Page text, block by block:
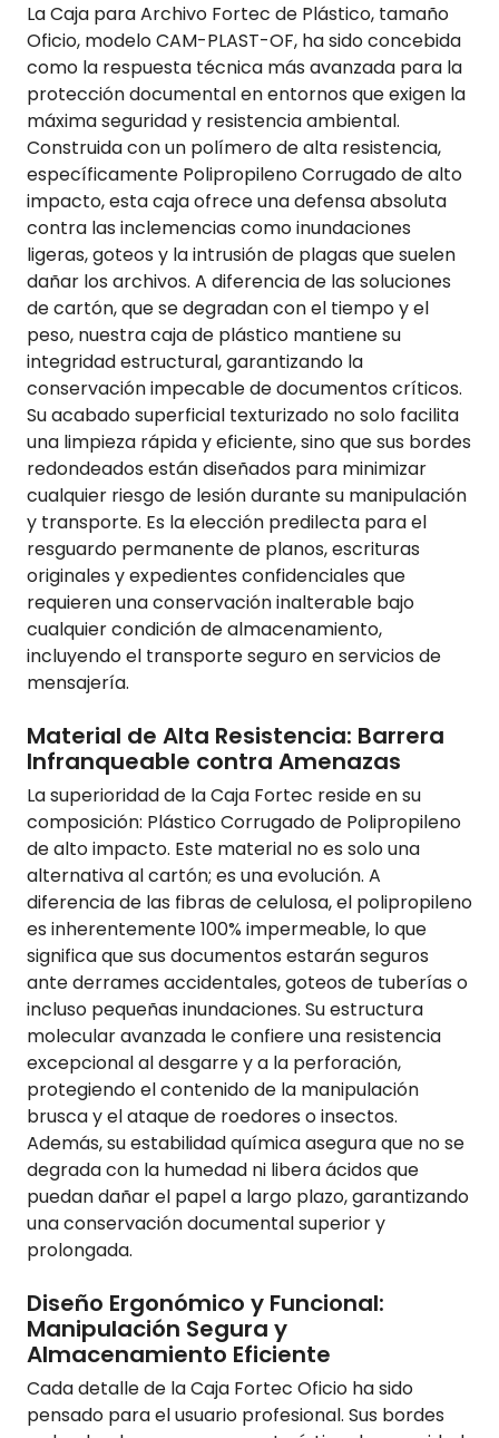
La Caja para Archivo Fortec de Plástico, tamaño
Oficio, modelo CAM-PLAST-OF, ha sido concebida
como la respuesta técnica más avanzada para la
protección documental en entornos que exigen la
máxima seguridad y resistencia ambiental.
Construida con un polímero de alta resistencia,
específicamente Polipropileno Corrugado de alto
impacto, esta caja ofrece una defensa absoluta
contra las inclemencias como inundaciones
ligeras, goteos y la intrusión de plagas que suelen
dañar los archivos. A diferencia de las soluciones
de cartón, que se degradan con el tiempo y el
peso, nuestra caja de plástico mantiene su
integridad estructural, garantizando la
conservación impecable de documentos críticos.
Su acabado superficial texturizado no solo facilita
una limpieza rápida y eficiente, sino que sus bordes
redondeados están diseñados para minimizar
cualquier riesgo de lesión durante su manipulación
y transporte. Es la elección predilecta para el
resguardo permanente de planos, escrituras
originales y expedientes confidenciales que
requieren una conservación inalterable bajo
cualquier condición de almacenamiento,
incluyendo el transporte seguro en servicios de
mensajería.
Material de Alta Resistencia: Barrera
Infranqueable contra Amenazas
La superioridad de la Caja Fortec reside en su
composición: Plástico Corrugado de Polipropileno
de alto impacto. Este material no es solo una
alternativa al cartón; es una evolución. A
diferencia de las fibras de celulosa, el polipropileno
es inherentemente 100% impermeable, lo que
significa que sus documentos estarán seguros
ante derrames accidentales, goteos de tuberías o
incluso pequeñas inundaciones. Su estructura
molecular avanzada le confiere una resistencia
excepcional al desgarre y a la perforación,
protegiendo el contenido de la manipulación
brusca y el ataque de roedores o insectos.
Además, su estabilidad química asegura que no se
degrada con la humedad ni libera ácidos que
puedan dañar el papel a largo plazo, garantizando
una conservación documental superior y
prolongada.
Diseño Ergonómico y Funcional:
Manipulación Segura y
Almacenamiento Eficiente
Cada detalle de la Caja Fortec Oficio ha sido
pensado para el usuario profesional. Sus bordes